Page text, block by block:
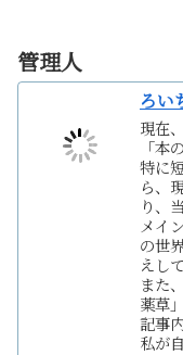
管理人
ろい
現在
「本
特に
ら、
り、
メイ
の世
えし
また
薬草
記事
私が